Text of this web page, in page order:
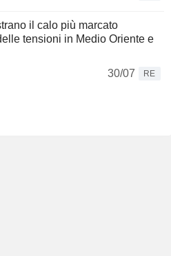
il calo più marcato
tensioni in Medio Oriente e
30/07
RE